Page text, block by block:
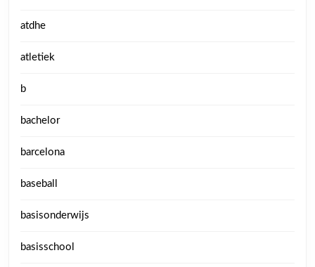
atdhe
atletiek
b
bachelor
barcelona
baseball
basisonderwijs
basisschool